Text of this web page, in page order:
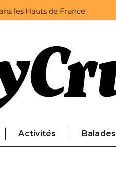
les Hauts de France
Activités Balades